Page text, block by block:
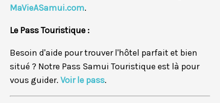
MaVieASamui.com.
Le Pass Touristique :
Besoin d'aide pour trouver l'hôtel parfait et bien
situé ? Notre Pass Samui Touristique est là pour
vous guider. Voir le pass.